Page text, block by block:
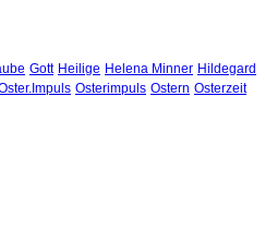
Gott Heilige Helena Minner Hildegard
Osterimpuls Ostern Osterzeit